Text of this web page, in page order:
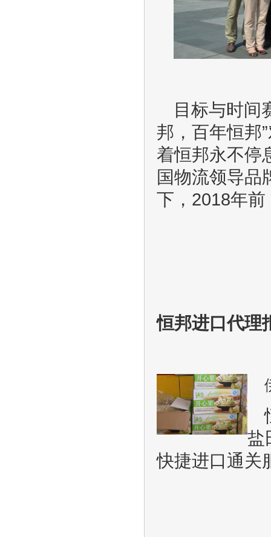
目标与时间
邦，百年恒邦
着恒邦永不停
国物流领导品
下，2018年
恒邦进口代理
盐
快捷进口通关